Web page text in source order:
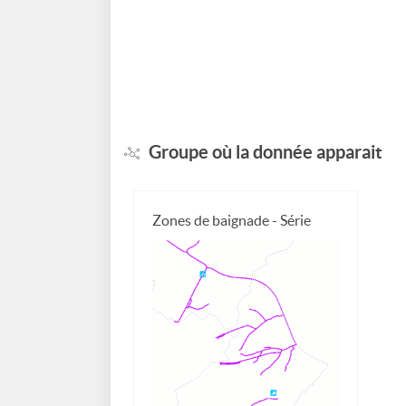
Groupe où la donnée apparait
Zones de baignade - Série